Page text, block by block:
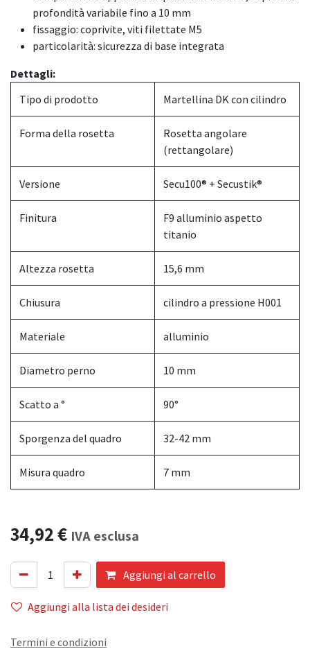
profondità variabile fino a 10 mm
fissaggio: coprivite, viti filettate M5
particolarità: sicurezza di base integrata
Dettagli:
Tipo di prodotto
Martellina DK con cilindro
Forma della rosetta
Rosetta angolare
(rettangolare)
Versione Secu100® + Secustik®
Finitura
F9 alluminio aspetto
titanio
Altezza rosetta 15,6 mm
Chiusura cilindro a pressione H001
Materiale alluminio
Diametro perno 10 mm
Scatto a ° 90°
Sporgenza del quadro 32-42 mm
Misura quadro 7 mm
34,92€ IVA esclusa
Aggiungi al carrello
Aggiungi alla lista dei desideri
Termini e condizioni